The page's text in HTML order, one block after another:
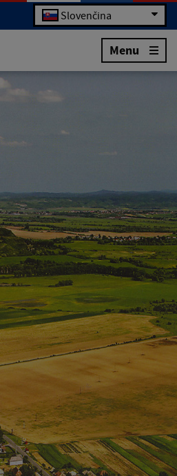
Slovenčina
Menu